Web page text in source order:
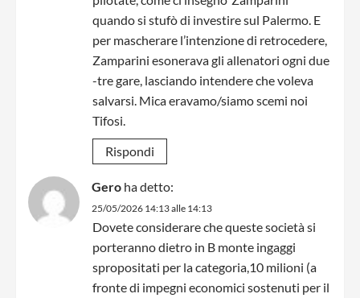
quando si stufò di investire sul Palermo. E
per mascherare l’intenzione di retrocedere,
Zamparini esonerava gli allenatori ogni due
-tre gare, lasciando intendere che voleva
salvarsi. Mica eravamo/siamo scemi noi
Tifosi.
Rispondi
Gero ha detto:
25/05/2026 14:13 alle 14:13
Dovete considerare che queste società si
porteranno dietro in B monte ingaggi
spropositati per la categoria,10 milioni (a
fronte di impegni economici sostenuti per il